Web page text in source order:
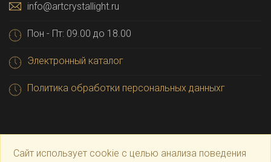
info@artcrystallight.ru
Пон - Пт: 09.00 до 18.00
Электронный каталог
Политика обработки персональных данныхг
Сайт использует cookie с целью анализа поведения